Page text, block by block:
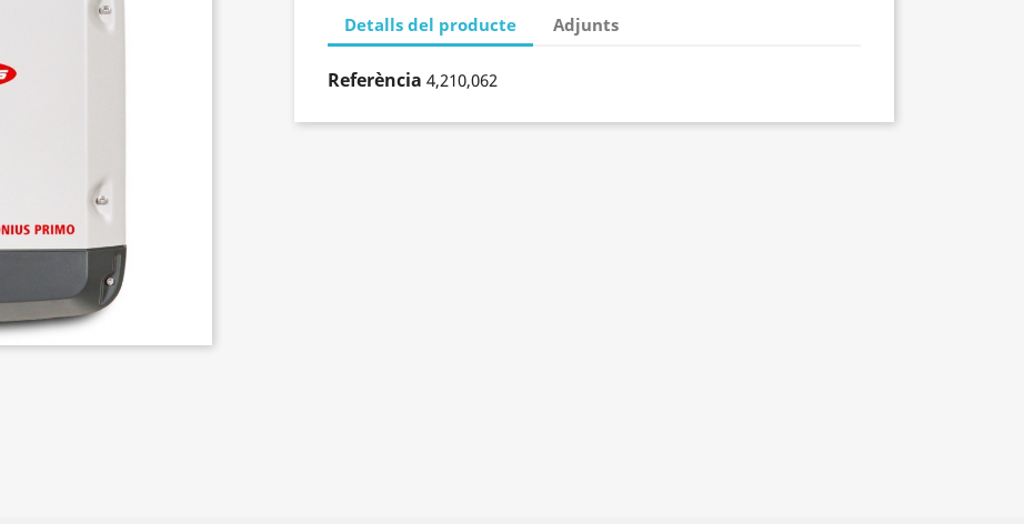
Detalls del producte Adjunts
Referència 4,210,062